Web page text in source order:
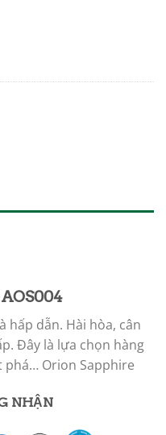
hấp dẫn. Hài hòa, cân
Đây là lựa chọn hàng
phá… Orion Sapphire
NHẬN